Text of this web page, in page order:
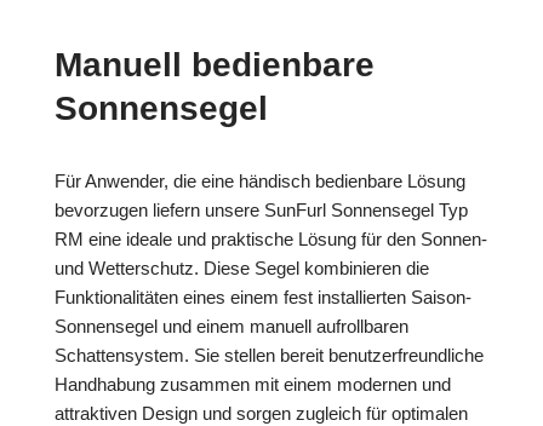
Manuell bedienbare
Sonnensegel
Für Anwender, die eine händisch bedienbare Lösung
bevorzugen liefern unsere SunFurl Sonnensegel Typ
RM eine ideale und praktische Lösung für den Sonnen-
und Wetterschutz. Diese Segel kombinieren die
Funktionalitäten eines einem fest installierten Saison-
Sonnensegel und einem manuell aufrollbaren
Schattensystem. Sie stellen bereit benutzerfreundliche
Handhabung zusammen mit einem modernen und
attraktiven Design und sorgen zugleich für optimalen